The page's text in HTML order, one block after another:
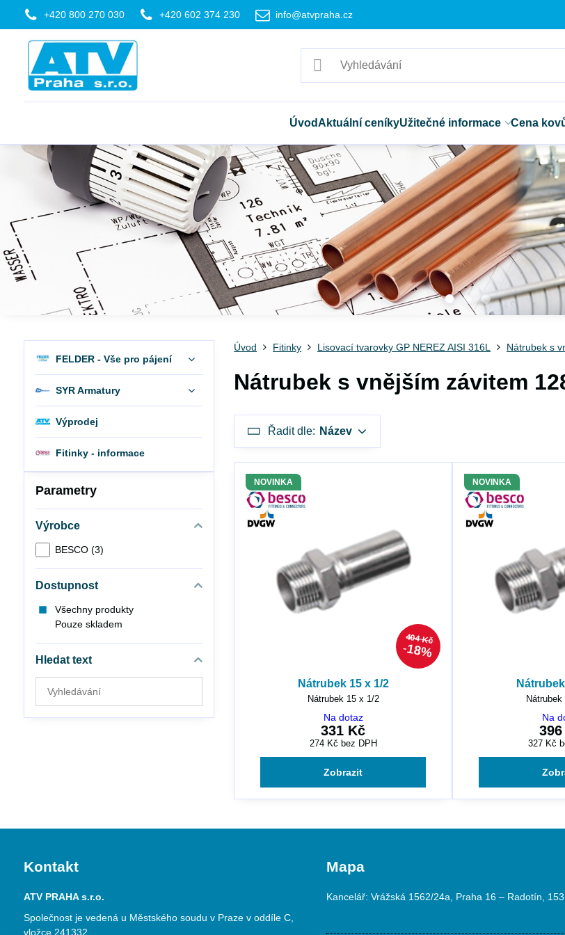
+420 800 270 030 +420 602 374 230 info@atvpraha.cz
ÚvodAktuální ceníkyUžitečné informace Cena
Úvod Fitinky Lisovací tvarovky GP NEREZ AISI 316L Nátrubek s
Nátrubek s vnějším závitem
Řadit dle: Název
404 Kč
18%
NOVINKA
Nátrubek 15 x 1/2
Nátrubek 15 x 1/2
Na dotaz
331 Kč
274 Kč bez DPH
Zobrazit
NOVINKA
Na
327 Kč
Parametry
Výrobce
BESCO (3)
Dostupnost
Všechny produkty
Pouze skladem
Hledat text
výsledky
filtru
FELDER - Vše pro pájení
SYR Armatury
Výprodej
Fitinky - informace
Kontakt
ATV PRAHA s.r.o.
Společnost je vedená u Městského soudu v Praze v oddíle C,
vložce 241332.
Mapa
Kancelář: Vrážská 1562/24a, Praha 16 – Radotín,